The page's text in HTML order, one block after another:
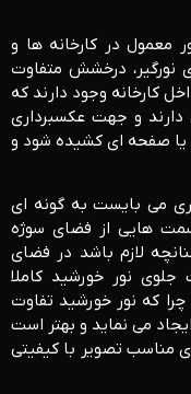
در کارخانه ها و
نورگیر، درخشش متفاوت
کارخانه وجود دارند که
و جهت عکسبرداری
یا صفحه ای کشیده شود و
می بایست به گونه ای
هایی از فضای سوژه
لازم باشد در فضای
نور خورشید کاملا
که نور خورشید تفاوت
می نماید و بهتر است
مناسب تصویر با کیفیتی